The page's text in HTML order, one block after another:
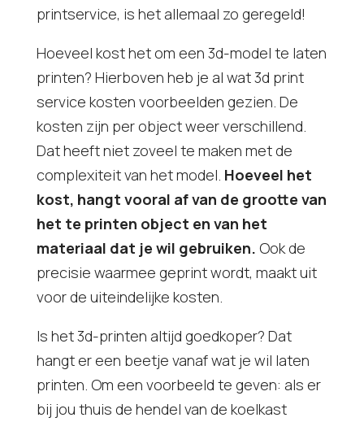
printservice, is het allemaal zo geregeld!
Hoeveel kost het om een 3d-model te laten
printen? Hierboven heb je al wat 3d print
service kosten voorbeelden gezien. De
kosten zijn per object weer verschillend.
Dat heeft niet zoveel te maken met de
complexiteit van het model. Hoeveel het
kost, hangt vooral af van de grootte van
het te printen object en van het
materiaal dat je wil gebruiken. Ook de
precisie waarmee geprint wordt, maakt uit
voor de uiteindelijke kosten.
Is het 3d-printen altijd goedkoper? Dat
hangt er een beetje vanaf wat je wil laten
printen. Om een voorbeeld te geven: als er
bij jou thuis de hendel van de koelkast